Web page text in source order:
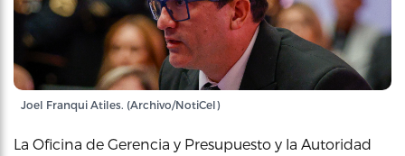
Joel Franqui Atiles. (Archivo/NotiCel)
La Oficina de Gerencia y Presupuesto y la Autoridad